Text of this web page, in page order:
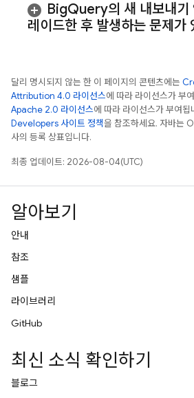
BigQuery의 새 내보내
레이드한 후 발생하는 문제가
달리 명시되지 않는 한 이 페이지의 콘텐츠에는
Attribution 4.0 라이선스에 따라 라이선스가 부
Apache 2.0 라이선스에 따라 라이선스가 부여됩
Developers 사이트 정책을 참조하세요. 자바는
사의 등록 상표입니다.
최종 업데이트: 2026-08-04(UTC)
알아보기
안내
참조
샘플
라이브러리
GitHub
최신 소식 확인하기
블로그